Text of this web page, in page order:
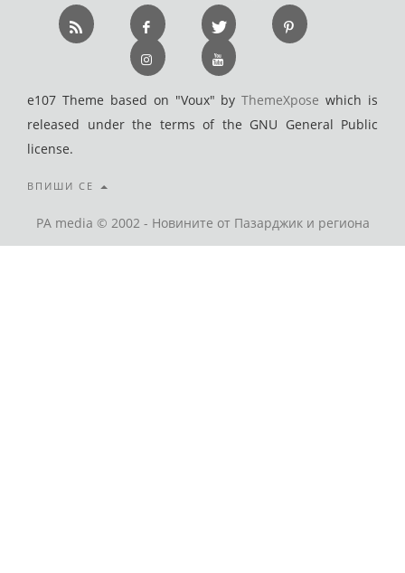
e107 Theme based on "Voux" byThemeXpose which is
released under the terms of the GNU General Public
license.
ВПИШИ СЕ
PA media © 2002 - Новините от Пазарджик и региона